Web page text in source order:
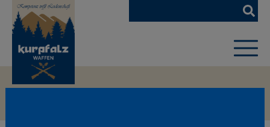
Zum
Hauptinhalt
springen